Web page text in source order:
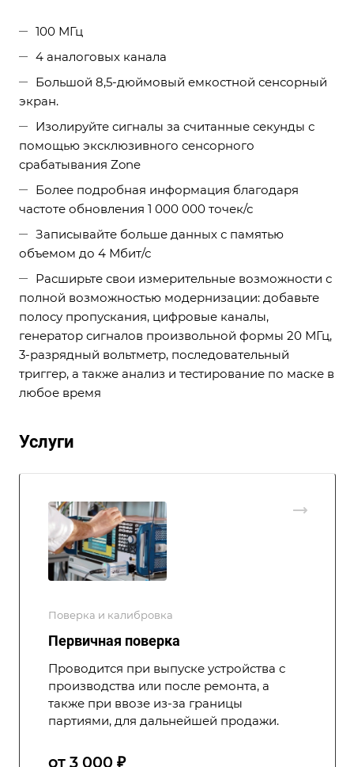
100 МГц
4 аналоговых канала
Большой 8,5-дюймовый емкостной сенсорный
экран.
Изолируйте сигналы за считанные секунды с
помощью эксклюзивного сенсорного
срабатывания Zone
Более подробная информация благодаря
частоте обновления 1 000 000 точек/с
Записывайте больше данных с памятью
объемом до 4 Мбит/с
Расширьте свои измерительные возможности с
полной возможностью модернизации: добавьте
полосу пропускания, цифровые каналы,
генератор сигналов произвольной формы 20 МГц,
3-разрядный вольтметр, последовательный
триггер, а также анализ и тестирование по маске в
любое время
Услуги
Поверка и калибровка
Первичная поверка
Проводится при выпуске устройства с
производства или после ремонта, а
также при ввозе из-за границы
партиями, для дальнейшей продажи.
от 3 000 ₽